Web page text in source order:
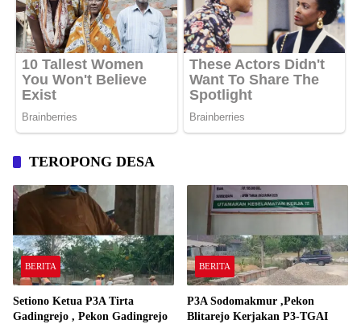
TEROPONG DESA
BERITA
Setiono Ketua P3A Tirta
Gadingrejo , Pekon Gadingrejo
BERITA
P3A Sodomakmur ,Pekon
Blitarejo Kerjakan P3-TGAI